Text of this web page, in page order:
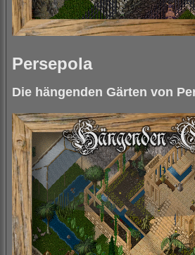
Persepola
Die hängenden Gärten von